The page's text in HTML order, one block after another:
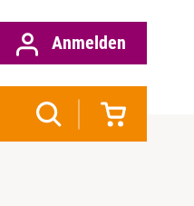
Anmelden